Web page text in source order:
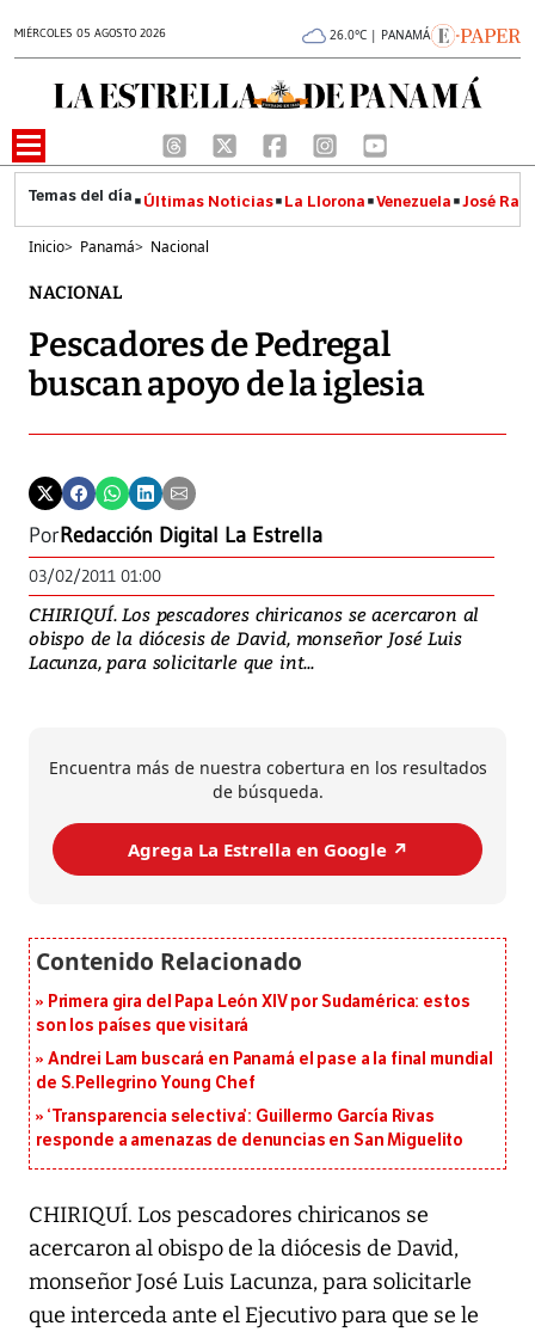
MIÉRCOLES 05 AGOSTO 2026 26.0°C | PANAMÁ
Últimas Noticias La Llorona Venezuela José
Inicio> Panamá> Nacional
NACIONAL
Pescadores de Pedregal
buscan apoyo de la iglesia
PorRedacción Digital La Estrella
03/02/2011 01:00
CHIRIQUÍ. Los pescadores chiricanos se acercaron al
obispo de la diócesis de David, monseñor José Luis
Lacunza, para solicitarle que int...
Encuentra más de nuestra cobertura en los resultados
de búsqueda.
Agrega La Estrella en Google ↗️
Primera gira del Papa León XIV por Sudamérica: estos
son los países que visitará
Andrei Lam buscará en Panamá el pase a la final mundial
de S.Pellegrino Young Chef
‘Transparencia selectiva’: Guillermo García Rivas
responde a amenazas de denuncias en San Miguelito
CHIRIQUÍ. Los pescadores chiricanos se
acercaron al obispo de la diócesis de David,
monseñor José Luis Lacunza, para solicitarle
que interceda ante el Ejecutivo para que se le